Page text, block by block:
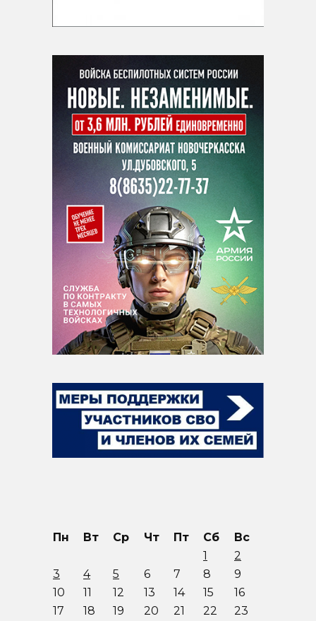
Пн Вт Ср Чт Пт Сб
Вс
1
2
3
4 5 6 7 8
9
10
11 12 13 14 15
16
17
18 19 20 21 22
23